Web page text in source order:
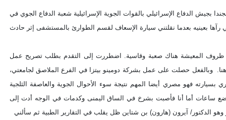
الدفاع الإسرائيلي بالقوات الجوية الإسرائيلية شعبة الدفاع الجوي في
بعينيه بعدما نقلتني سيارة الإسعاف لقسم الطوارئ بالمستشفى إثر حادث
ظروف المعيشة هناك صعبة وقاسية. اضطررت إلى التقدم بطلب تصريح عمل
وبالفعل حصلت على عمل بشركة دومينو بيتزا في الفرع الملاصق لجامعتي،
فهو مصري أيضا المهم نتيجة سوء الأحوال الجوية والعاصفة الثلجية
ساعات أما أنا فأصبت بشرخ في الساق اليمنى وكدمات في الوجه أدت إلى
الدكتور/ آيرون (هارون) بن شتاين ظل يقلب في التقارير الطبية ثم سألني